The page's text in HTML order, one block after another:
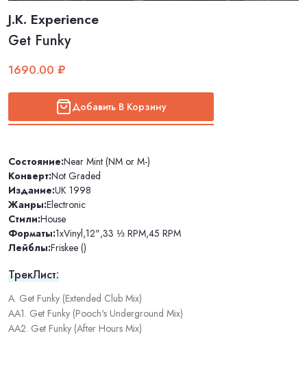
J.K. Experience
Get Funky
1690.00 ₽
Добавить В Корзину
Состояние:Near Mint (NM or M-)
Конверт:Not Graded
Издание:UK 1998
Жанры:Electronic
Стили:House
Форматы:1xVinyl,12",33 ⅓ RPM,45 RPM
Лейблы:Friskee ()
ТрекЛист:
A. Get Funky (Extended Club Mix)
AA1. Get Funky (Pooch's Underground Mix)
AA2. Get Funky (After Hours Mix)